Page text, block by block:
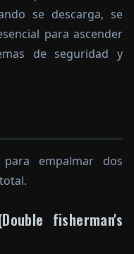
se descarga, se
para ascender
de seguridad y
empalmar dos
fisherman's